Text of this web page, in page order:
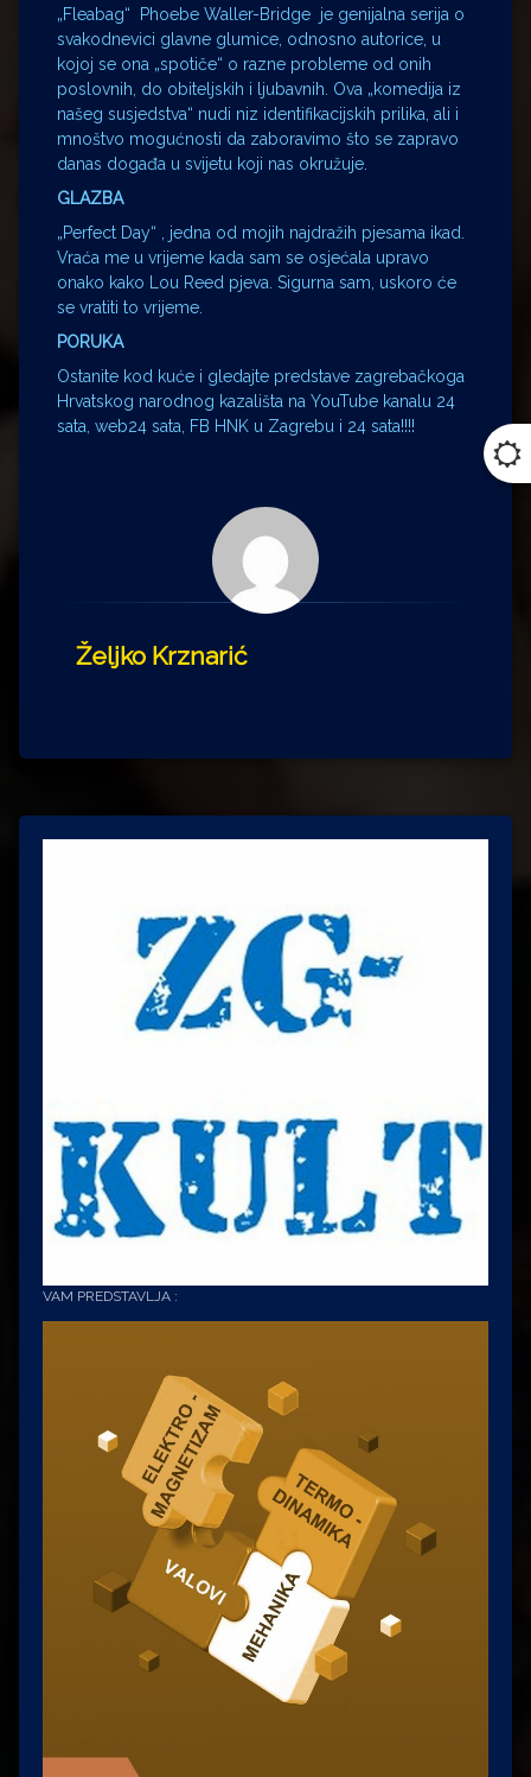
„Fleabag“ Phoebe Waller-Bridge je genijalna serija o
svakodnevici glavne glumice, odnosno autorice, u
kojoj se ona „spotiče“ o razne probleme od onih
poslovnih, do obiteljskih i ljubavnih. Ova „komedija iz
našeg susjedstva“ nudi niz identifikacijskih prilika, ali i
mnoštvo mogućnosti da zaboravimo što se zapravo
danas događa u svijetu koji nas okružuje.
GLAZBA
„Perfect Day“ , jedna od mojih najdražih pjesama ikad.
Vraća me u vrijeme kada sam se osjećala upravo
onako kako Lou Reed pjeva. Sigurna sam, uskoro će
se vratiti to vrijeme.
PORUKA
Ostanite kod kuće i gledajte predstave zagrebačkoga
Hrvatskog narodnog kazališta na YouTube kanalu 24
sata, web24 sata, FB HNK u Zagrebu i 24 sata!!!!
Željko Krznarić
VAM PREDSTAVLJA :